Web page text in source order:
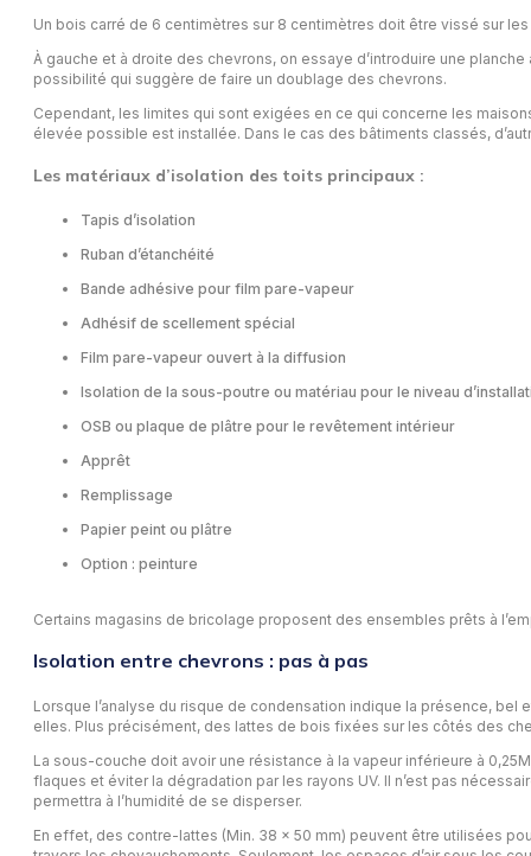
Un bois carré de 6 centimètres sur 8 centimètres doit être vissé sur
À gauche et à droite des chevrons, on essaye d’introduire une
possibilité qui suggère de faire un doublage des chevrons.
Cependant, les limites qui sont exigées en ce qui concerne les
élevée possible est installée. Dans le cas des bâtiments classés,
Les matériaux d’isolation des toits principaux :
Tapis d’isolation
Ruban d’étanchéité
Bande adhésive pour film pare-vapeur
Adhésif de scellement spécial
Film pare-vapeur ouvert à la diffusion
Isolation de la sous-poutre ou matériau pour le niveau
OSB ou plaque de plâtre pour le revêtement intérieur
Apprêt
Remplissage
Papier peint ou plâtre
Option : peinture
Certains magasins de bricolage proposent des ensembles prêts à
Isolation entre chevrons : pas à pas
Lorsque l’analyse du risque de condensation indique la présence, bel
elles. Plus précisément, des lattes de bois fixées sur les côtés des
La sous-couche doit avoir une résistance à la vapeur inférieure à
flaques et éviter la dégradation par les rayons UV. Il n’est pas
permettra à l’humidité de se disperser.
En effet, des contre-lattes (Min. 38 x 50 mm) peuvent être utilisées